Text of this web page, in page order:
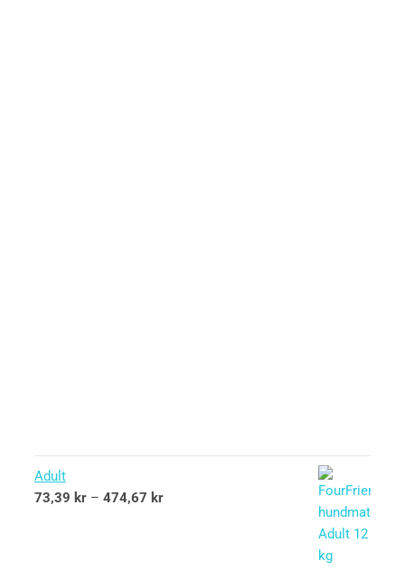
Adult
73,39 kr – 474,67 kr